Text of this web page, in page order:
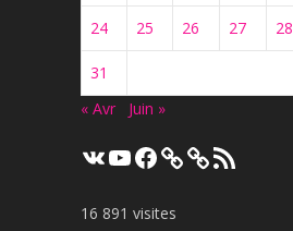
24 25 26 27 28
31
« Avr
Juin »
VK YouTube
Facebook Flux
RSS
16 891 visites